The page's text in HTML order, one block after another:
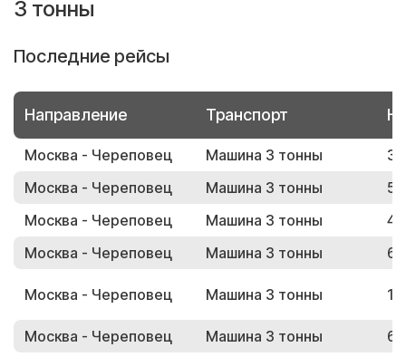
3 тонны
Последние рейсы
Направление Транспорт
Москва - Череповец Машина 3 тонны
Москва - Череповец
Машина 3 тонны
Москва - Череповец
Машина 3 тонны
Москва - Череповец
Машина 3 тонны
Москва - Череповец Машина 3 тонны
Москва - Череповец Машина 3 тонны